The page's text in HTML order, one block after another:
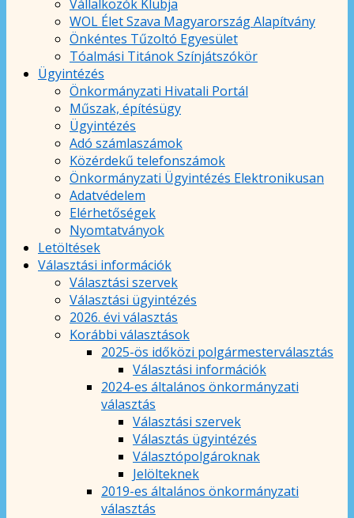
Vállalkozók Klubja
WOL Élet Szava Magyarország Alapítvány
Önkéntes Tűzoltó Egyesület
Tóalmási Titánok Színjátszókör
Ügyintézés
Önkormányzati Hivatali Portál
Műszak, építésügy
Ügyintézés
Adó számlaszámok
Közérdekű telefonszámok
Önkormányzati Ügyintézés Elektronikusan
Adatvédelem
Elérhetőségek
Nyomtatványok
Letöltések
Választási információk
Választási szervek
Választási ügyintézés
2026. évi választás
Korábbi választások
2025-ös időközi polgármesterválasztás
Választási információk
2024-es általános önkormányzati
választás
Választási szervek
Választás ügyintézés
Választópolgároknak
Jelölteknek
2019-es általános önkormányzati
választás